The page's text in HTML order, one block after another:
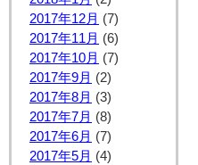
2017年12月 (7)
2017年11月 (6)
2017年10月 (7)
2017年9月 (2)
2017年8月 (3)
2017年7月 (8)
2017年6月 (7)
2017年5月 (4)